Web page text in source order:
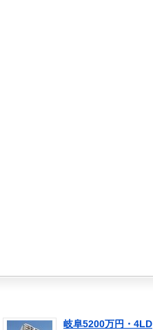
岐阜5200万円・4LD